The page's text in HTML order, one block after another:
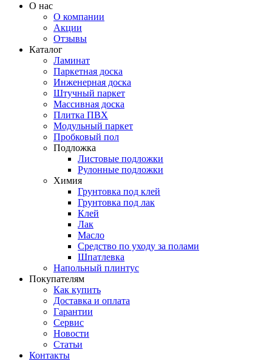
О нас
О компании
Акции
Отзывы
Каталог
Ламинат
Паркетная доска
Инженерная доска
Штучный паркет
Массивная доска
Плитка ПВХ
Модульный паркет
Пробковый пол
Подложка
Листовые подложки
Рулонные подложки
Химия
Грунтовка под клей
Грунтовка под лак
Клей
Лак
Масло
Средство по уходу за полами
Шпатлевка
Напольный плинтус
Покупателям
Как купить
Доставка и оплата
Гарантии
Сервис
Новости
Статьи
Контакты